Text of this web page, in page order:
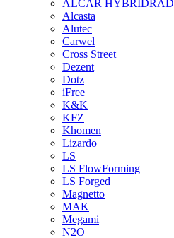
ALCAR HYBRIDRAD
Alcasta
Alutec
Carwel
Cross Street
Dezent
Dotz
iFree
K&K
KFZ
Khomen
Lizardo
LS
LS FlowForming
LS Forged
Magnetto
MAK
Megami
N2O